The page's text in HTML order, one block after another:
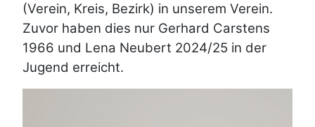
(Verein, Kreis, Bezirk) in unserem Verein.
Zuvor haben dies nur Gerhard Carstens
1966 und Lena Neubert 2024/25 in der
Jugend erreicht.